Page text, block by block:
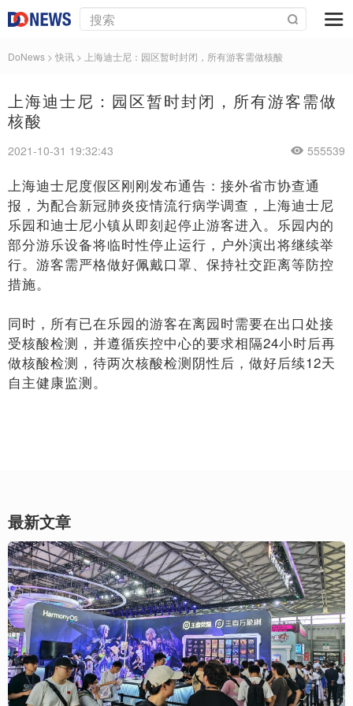
DoNews > 快讯 > 上海迪士尼：园区暂时封闭，所有游客需做核酸
上海迪士尼：园区暂时封闭，所有游客需做
核酸
2021-10-31 19:32:43 555539
上海迪士尼度假区刚刚发布通告：接外省市协查通
报，为配合新冠肺炎疫情流行病学调查，上海迪士尼
乐园和迪士尼小镇从即刻起停止游客进入。乐园内的
部分游乐设备将临时性停止运行，户外演出将继续举
行。游客需严格做好佩戴口罩、保持社交距离等防控
措施。
同时，所有已在乐园的游客在离园时需要在出口处接
受核酸检测，并遵循疾控中心的要求相隔24小时后再
做核酸检测，待两次核酸检测阴性后，做好后续12天
自主健康监测。
最新文章